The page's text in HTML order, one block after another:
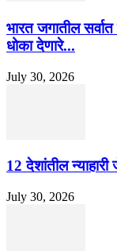
भारत जगातील
धोका देणारे...
July 30, 2026
12 देशांतील
July 30, 2026